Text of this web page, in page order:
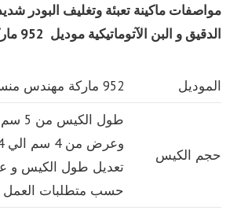
مواصفات ماكينة تعبئة وتغليف البودر
الدقيق و البن الآتوماتيكية موديل 952 ماركة مهندس منسي
الموديل 952 ماركة مهندس منسي
حجم الكيس
تعديل طول الكيس و
حسب متطلبات العمل